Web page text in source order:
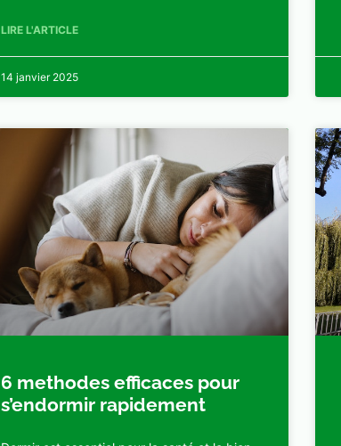
LIRE L'ARTICLE
14 janvier 2025
6 methodes efficaces pour
s’endormir rapidement